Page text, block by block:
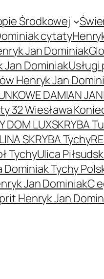
Środkowej
cytaty
Jan Dominiak
Jan Dominiak
Henryk Jan
DAMIAN
32 Wiesława
DOM LUXSKRYBA
SKRYBA Tychy
TychyUlica
Dominiak Tychy
Jan DominiakC
Henryk Jan